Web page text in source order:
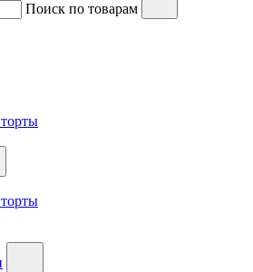
Поиск по товарам